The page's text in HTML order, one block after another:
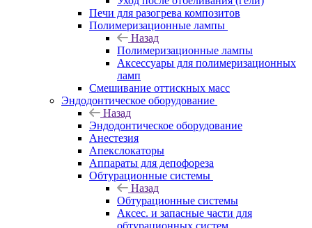
Печи для разогрева композитов
Полимеризационные лампы
Назад
Полимеризационные лампы
Аксессуары для полимеризационных
ламп
Смешивание оттискных масс
Эндодонтическое оборудование
Назад
Эндодонтическое оборудование
Анестезия
Апекслокаторы
Аппараты для депофореза
Обтурационные системы
Назад
Обтурационные системы
Аксес. и запасные части для
обтурационных систем